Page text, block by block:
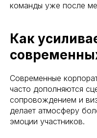
команды уже после
Как
Современные
часто дополняются
сопровождением и
делает атмосферу
эмоции участников.